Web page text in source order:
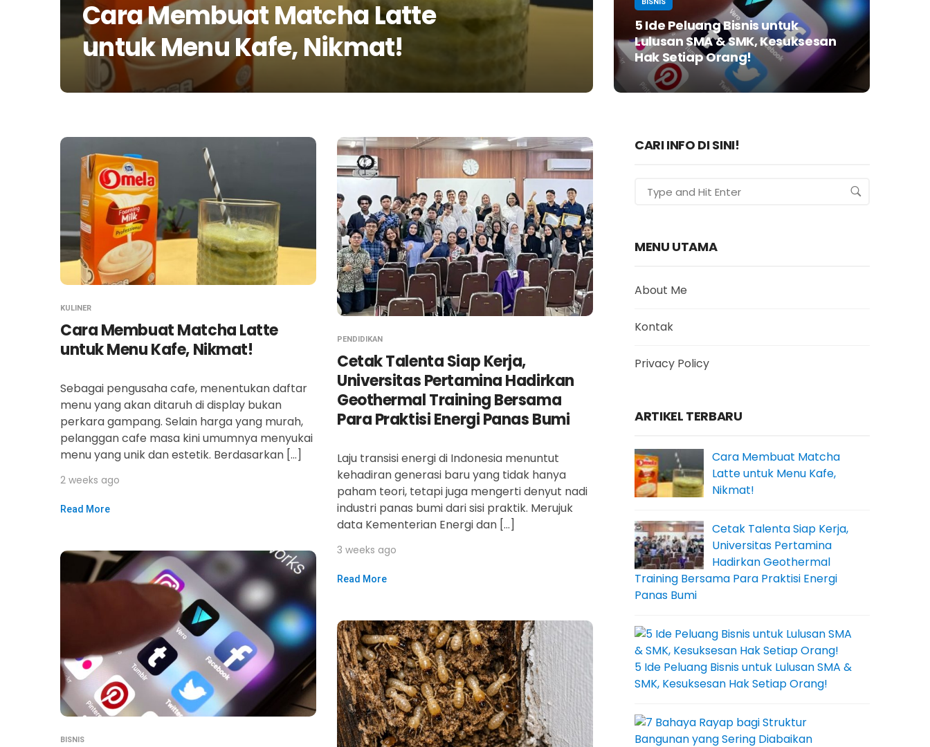
Cara Membuat Matcha Latte
untuk Menu Kafe, Nikmat!
5 Ide Peluang Bisnis untuk
Lulusan SMA & SMK, Kesuksesan
Hak Setiap Orang!
KULINER
Cara Membuat Matcha Latte
untuk Menu Kafe, Nikmat!
Sebagai pengusaha cafe, menentukan daftar
menu yang akan ditaruh di display bukan
perkara gampang. Selain harga yang murah,
pelanggan cafe masa kini umumnya menyukai
menu yang unik dan estetik. Berdasarkan […]
2 weeks ago
Read More
PENDIDIKAN
Cetak Talenta Siap Kerja,
Universitas Pertamina Hadirkan
Geothermal Training Bersama
Para Praktisi Energi Panas Bumi
Laju transisi energi di Indonesia menuntut
kehadiran generasi baru yang tidak hanya
paham teori, tetapi juga mengerti denyut nadi
industri panas bumi dari sisi praktik. Merujuk
data Kementerian Energi dan […]
3 weeks ago
Read More
BISNIS
CARI INFO DI SINI!
MENU UTAMA
About Me
Kontak
Privacy Policy
ARTIKEL TERBARU
Cara Membuat Matcha
Latte untuk Menu Kafe,
Nikmat!
Cetak Talenta Siap Kerja,
Universitas Pertamina
Hadirkan Geothermal
Training Bersama Para Praktisi Energi
Panas Bumi
5 Ide Peluang Bisnis untuk Lulusan SMA &
SMK, Kesuksesan Hak Setiap Orang!